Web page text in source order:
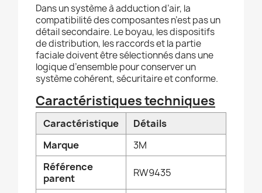
Dans un système à adduction d’air, la
compatibilité des composantes n’est pas un
détail secondaire. Le boyau, les dispositifs
de distribution, les raccords et la partie
faciale doivent être sélectionnés dans une
logique d’ensemble pour conserver un
système cohérent, sécuritaire et conforme.
Caractéristiques techniques
Caractéristique
Détails
Marque
3M
Référence
parent
RW9435